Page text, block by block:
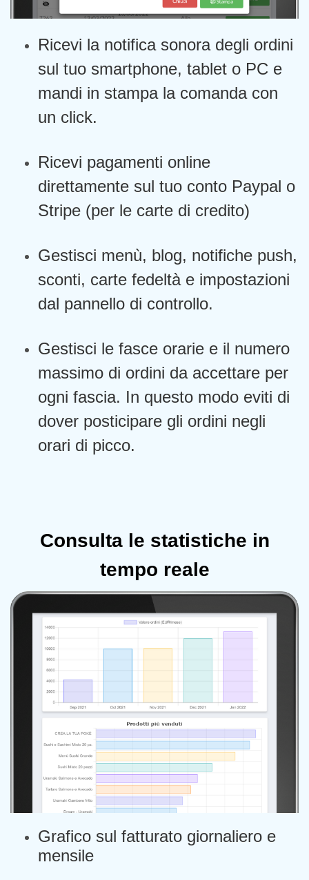
Ricevi la notifica sonora degli ordini
sul tuo smartphone, tablet o PC e
mandi in stampa la comanda con
un click.
Ricevi pagamenti online
direttamente sul tuo conto Paypal o
Stripe (per le carte di credito)
Gestisci menù, blog, notifiche push,
sconti, carte fedeltà e impostazioni
dal pannello di controllo.
Gestisci le fasce orarie e il numero
massimo di ordini da accettare per
ogni fascia. In questo modo eviti di
dover posticipare gli ordini negli
orari di picco.
Consulta le statistiche in
tempo reale
Grafico sul fatturato giornaliero e
mensile